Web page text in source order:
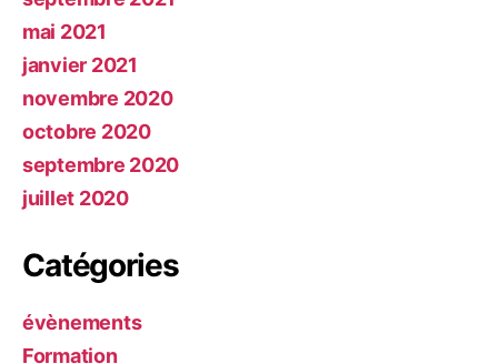
mai 2021
janvier 2021
novembre 2020
octobre 2020
septembre 2020
juillet 2020
Catégories
évènements
Formation